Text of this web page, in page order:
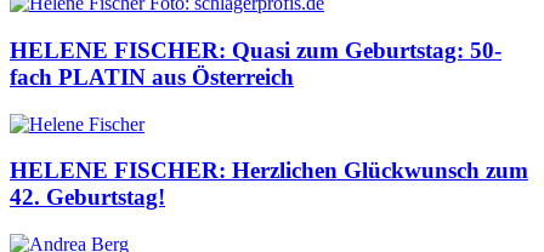
HELENE FISCHER: Quasi zum Geburtstag: 50-
fach PLATIN aus Österreich
HELENE FISCHER: Herzlichen Glückwunsch zum
42. Geburtstag!